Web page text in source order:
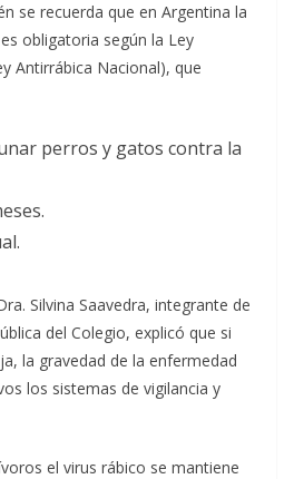
se recuerda que en Argentina la
obligatoria según la Ley
Antirrábica Nacional), que
perros y gatos contra la
Silvina Saavedra, integrante de
del Colegio, explicó que si
la gravedad de la enfermedad
los sistemas de vigilancia y
el virus rábico se mantiene